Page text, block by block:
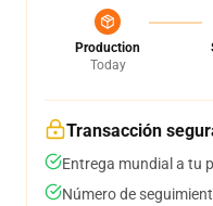
Production
Today
Transacción
Entrega mundial a tu
Número de